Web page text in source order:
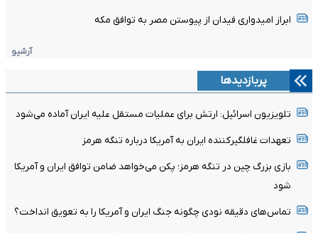
ابراز امیدواری فیدان از پیوستن مصر به توافق مکه
آرشیو
پربازدیدها
تلویزیون اسرائیل: ارتش برای عملیات مستقل علیه ایران آماده می‌شود
تعهدات غافلگیرکننده ایران به آمریکا درباره تنگه هرمز
بازی بزرگ چین در تنگه هرمز؛ پکن می‌خواهد ضامن توافق ایران و آمریکا
شود
تماس‌های دقیقه نودی چگونه جنگ ایران و آمریکا را به تعویق انداخت؟